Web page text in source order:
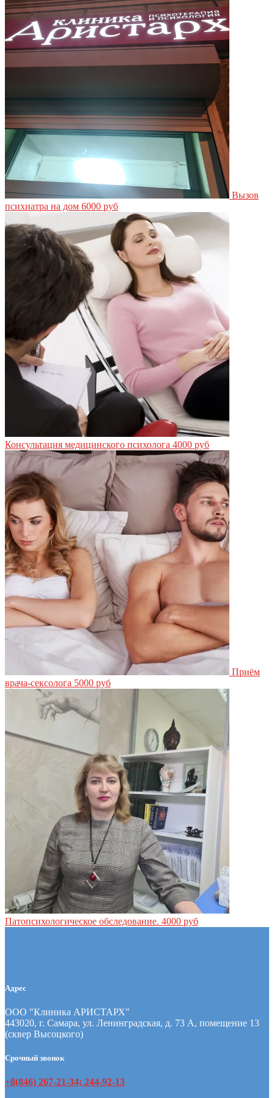
Вызов
психиатра на дом 6000 руб
Консультация медицинского психолога 4000 руб
Приём
врача-сексолога 5000 руб
Патопсихологическое обследование. 4000 руб
Адрес
ООО "Клиника АРИСТАРХ"
443020, г. Самара, ул. Ленинградская, д. 73 А, помещение 13
(сквер Высоцкого)
Срочный звонок
+8(846) 267-21-34; 244-92-13